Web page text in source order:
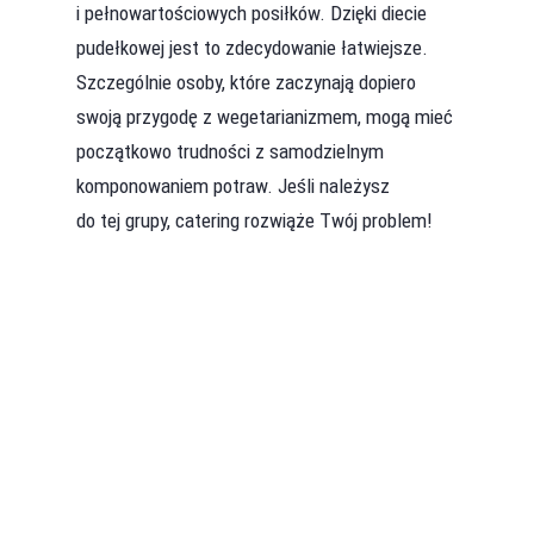
i pełnowartościowych posiłków. Dzięki diecie
pudełkowej jest to zdecydowanie łatwiejsze.
Szczególnie osoby, które zaczynają dopiero
swoją przygodę z wegetarianizmem, mogą mieć
początkowo trudności z samodzielnym
komponowaniem potraw. Jeśli należysz
do tej grupy, catering rozwiąże Twój problem!